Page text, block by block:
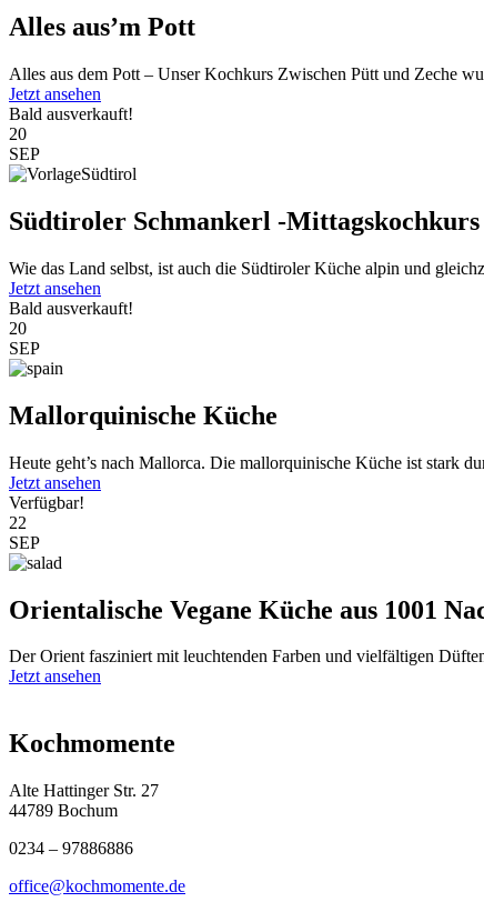
Alles aus’m Pott
Alles aus dem Pott – Unser Kochkurs Zwischen Pütt und Zeche
Jetzt ansehen
Bald ausverkauft!
20
SEP
Südtiroler Schmankerl -Mittagskochkurs
Wie das Land selbst, ist auch die Südtiroler Küche alpin und
Jetzt ansehen
Bald ausverkauft!
20
SEP
Mallorquinische Küche
Heute geht’s nach Mallorca. Die mallorquinische Küche ist stark
Jetzt ansehen
Verfügbar!
22
SEP
Orientalische Vegane Küche aus 1001
Der Orient fasziniert mit leuchtenden Farben und vielfältigen
Jetzt ansehen
Kochmomente
Alte Hattinger Str. 27
44789 Bochum
0234 – 97886886
office@kochmomente.de